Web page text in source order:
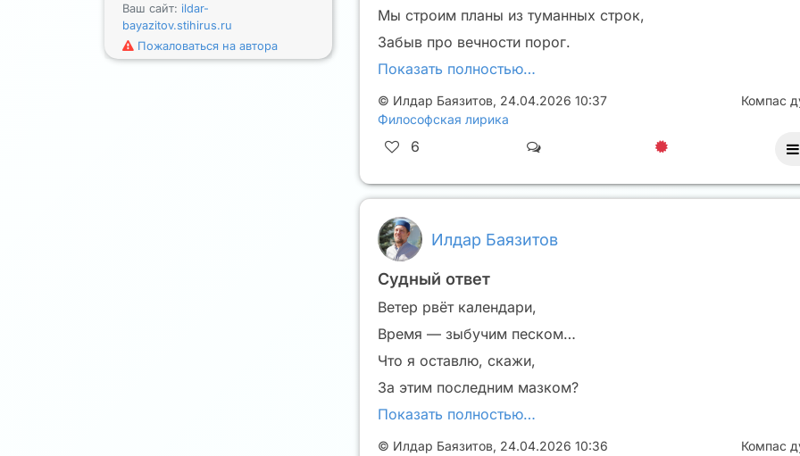
Ваш сайт: ildar-
bayazitov.stihirus.ru
Пожаловаться на автора
Мы строим планы из туманных строк,
Забыв про вечности порог.
Показать полностью…
© Илдар Баязитов, 24.04.2026 10:37
Философская лирика
Компас
6
Илдар Баязитов
Судный ответ
Ветер рвёт календари,
Время — зыбучим песком…
Что я оставлю, скажи,
За этим последним мазком?
Показать полностью…
© Илдар Баязитов, 24.04.2026 10:36
Компас